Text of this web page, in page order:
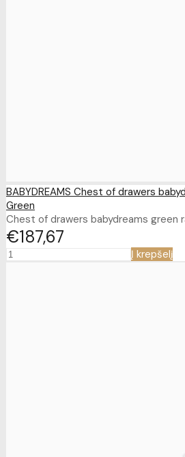
BABYDREAMS Chest of drawers
Green
Chest of drawers babydreams green
€18767
Į krepšelį